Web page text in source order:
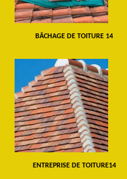
BÂCHAGE DE TOITURE 14
ENTREPRISE DE TOITURE14